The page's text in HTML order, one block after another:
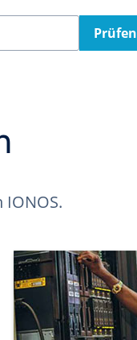
Prüfen